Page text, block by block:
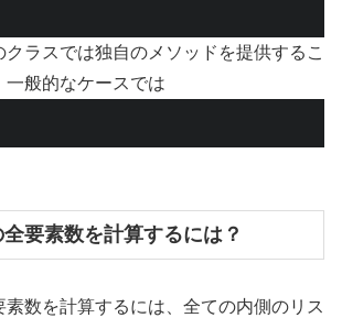
ラスでは独自のメソッドを提供するこ
一般的なケースでは
要素数を計算するには？
素数を計算するには、全ての内側のリス